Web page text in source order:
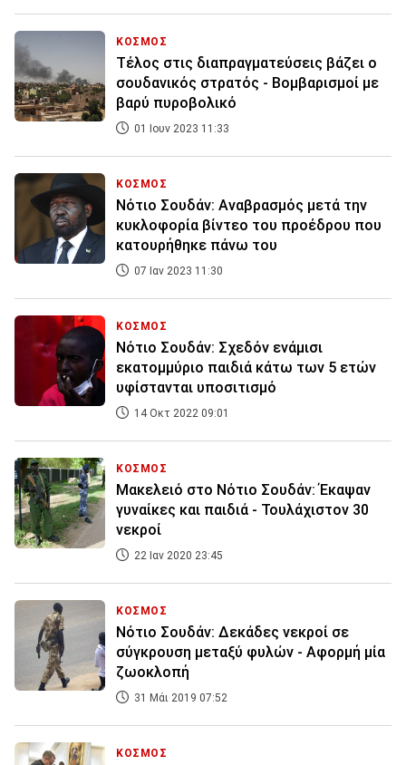
ΚΟΣΜΟΣ
Τέλος στις διαπραγματεύσεις βάζει ο
σουδανικός στρατός - Βομβαρισμοί με
βαρύ πυροβολικό
01 Ιουν 2023 11:33
ΚΟΣΜΟΣ
Νότιο Σουδάν: Αναβρασμός μετά την
κυκλοφορία βίντεο του προέδρου που
κατουρήθηκε πάνω του
07 Ιαν 2023 11:30
ΚΟΣΜΟΣ
Νότιο Σουδάν: Σχεδόν ενάμισι
εκατομμύριο παιδιά κάτω των 5 ετών
υφίστανται υποσιτισμό
14 Οκτ 2022 09:01
ΚΟΣΜΟΣ
Μακελειό στο Νότιο Σουδάν: Έκαψαν
γυναίκες και παιδιά - Τουλάχιστον 30
νεκροί
22 Ιαν 2020 23:45
ΚΟΣΜΟΣ
Νότιο Σουδάν: Δεκάδες νεκροί σε
σύγκρουση μεταξύ φυλών - Αφορμή μία
ζωοκλοπή
31 Μάι 2019 07:52
ΚΟΣΜΟΣ